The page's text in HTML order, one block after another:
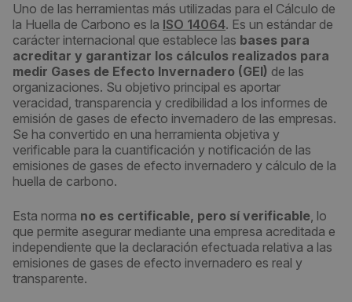
Uno de las herramientas más utilizadas para el Cálculo de
la Huella de Carbono es la ISO 14064. Es un estándar de
carácter internacional que establece las bases para
acreditar y garantizar los cálculos realizados para
medir Gases de Efecto Invernadero (GEI) de las
organizaciones. Su objetivo principal es aportar
veracidad, transparencia y credibilidad a los informes de
emisión de gases de efecto invernadero de las empresas.
Se ha convertido en una herramienta objetiva y
verificable para la cuantificación y notificación de las
emisiones de gases de efecto invernadero y cálculo de la
huella de carbono.
Esta norma no es certificable, pero sí verificable, lo
que permite asegurar mediante una empresa acreditada e
independiente que la declaración efectuada relativa a las
emisiones de gases de efecto invernadero es real y
transparente.